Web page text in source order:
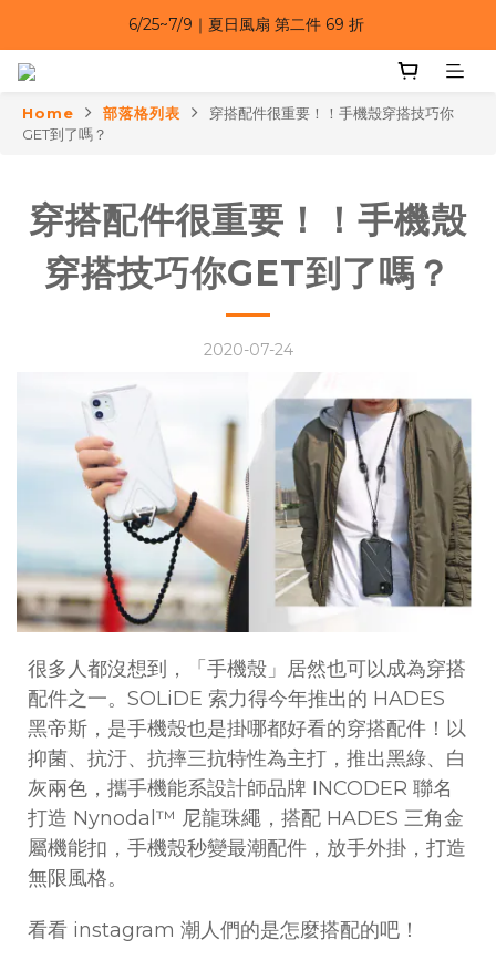
6/25~7/9｜夏日風扇 第二件 69 折
6/25~7/9 漂浮防水手機袋 任選 2入 $650
Home 部落格列表
穿搭配件很重要！！手機殼穿搭技巧你
GET到了嗎？
穿搭配件很重要！！手機殼
穿搭技巧你GET到了嗎？
2020-07-24
很多人都沒想到，「手機殼」居然也可以成為穿搭
配件之一。 SOLiDE 索力得今年推出的 HADES
黑帝斯，是手機殼也是掛哪都好看的穿搭配件！ 以
抑菌、抗汙、抗摔三抗特性為主打，推出黑綠、白
灰兩色，攜手機能系設計師品牌 INCODER 聯名
打造 Nynodal™ 尼龍珠繩，搭配 HADES 三角金
屬機能扣，手機殼秒變最潮配件，放手外掛，打造
無限風格。
看看 instagram 潮人們的是怎麼搭配的吧！